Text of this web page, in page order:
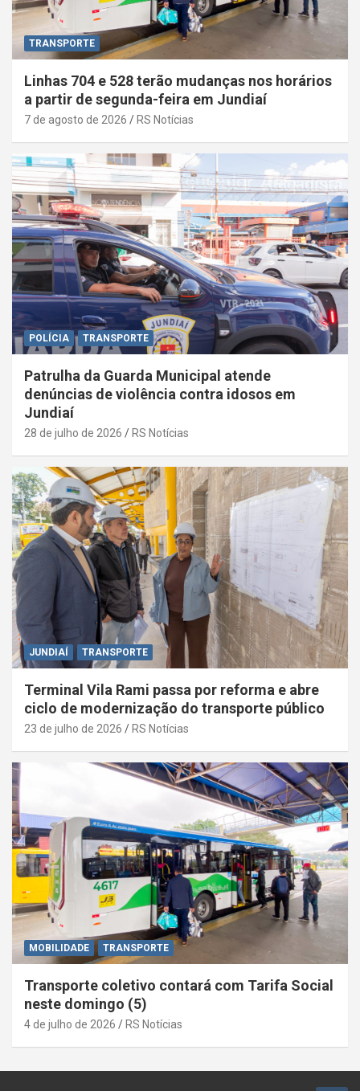
TRANSPORTE
Linhas 704 e 528 terão mudanças nos horários
a partir de segunda-feira em Jundiaí
7 de agosto de 2026 RS Notícias
POLÍCIA TRANSPORTE
Patrulha da Guarda Municipal atende
denúncias de violência contra idosos em
Jundiaí
28 de julho de 2026 RS Notícias
JUNDIAÍ TRANSPORTE
Terminal Vila Rami passa por reforma e abre
ciclo de modernização do transporte público
23 de julho de 2026 RS Notícias
MOBILIDADE TRANSPORTE
Transporte coletivo contará com Tarifa Social
neste domingo (5)
4 de julho de 2026 RS Notícias